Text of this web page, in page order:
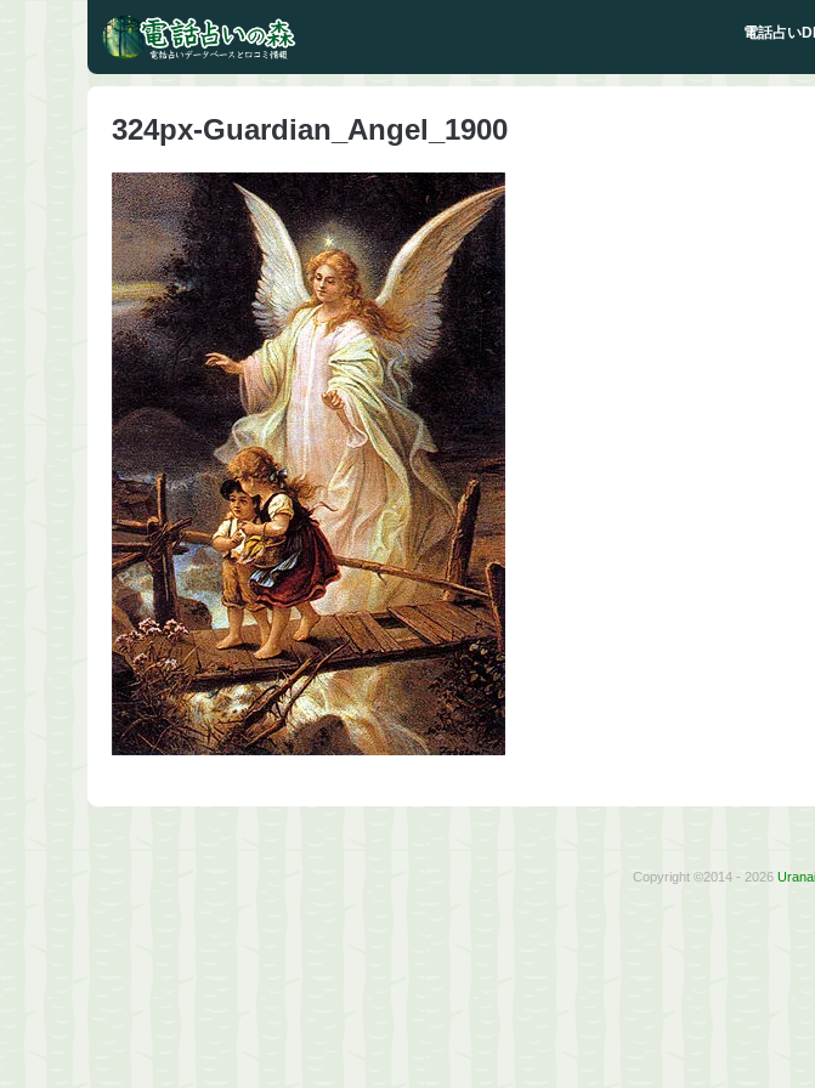
電話占い
324px-Guardian_Angel_1900
Copyright ©2014 - 2026